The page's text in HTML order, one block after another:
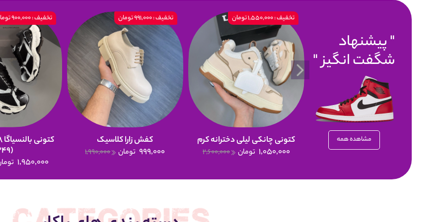
پیشنهاد
شگفت انگیز
مشاهده همه
تخفیف : 1,550,000 تومان
کتونی چانکی لیلی دخترانه کرم
1,050,000 تومان 2,600,000
تخفیف : 991,000 تومان
کفش زارا کلاسیک
999,000 تومان 1,990,000
تخفیف : 900,000 تومان
(249)
1,950,000